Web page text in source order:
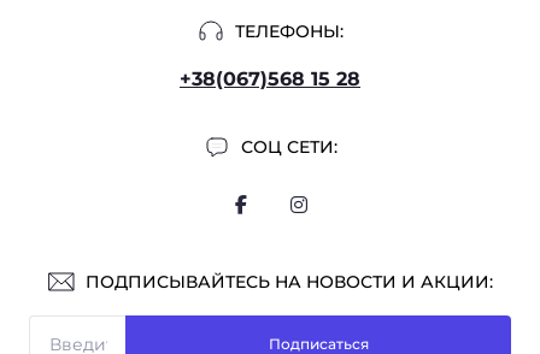
ТЕЛЕФОНЫ:
+38(067)568 15 28
СОЦ СЕТИ:
ПОДПИСЫВАЙТЕСЬ НА НОВОСТИ И АКЦИИ:
Подписаться